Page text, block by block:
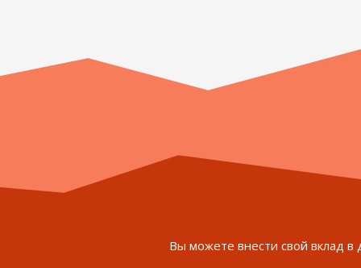
Вы можете внести свой вклад в